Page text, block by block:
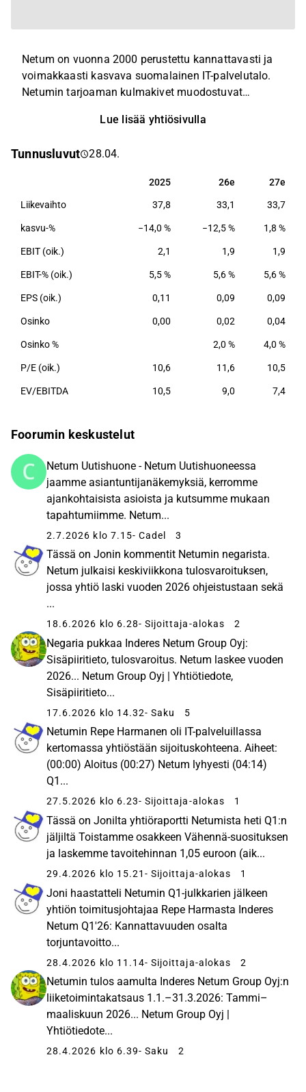
Netum on vuonna 2000 perustettu kannattavasti ja
voimakkaasti kasvava suomalainen IT-palvelutalo.
Netumin tarjoaman kulmakivet muodostuvat
integraatioista ja jatkuvuuspalveluista, kyberturvasta
julkishallinnossa ja yksityisten yritysten joukossa.
Lue lisää yhtiösivulla
Tunnusluvut 28.04.
2025 26e 27e
2025 26e 27e
Liikevaihto 37,8 33,1 33,7
kasvu-% −14,0 % −12,5 % 1,8 %
EBIT (oik.) 2,1 1,9 1,9
EBIT-% (oik.) 5,5 % 5,6 % 5,6 %
EPS (oik.) 0,11 0,09 0,09
Osinko 0,00 0,02 0,04
Osinko % 2,0 % 4,0 %
P/E (oik.) 10,6 11,6 10,5
EV/EBITDA 10,5 9,0 7,4
Foorumin keskustelut
Netum Uutishuone - Netum Uutishuoneessa
jaamme asiantuntijanäkemyksiä, kerromme
ajankohtaisista asioista ja kutsumme mukaan
tapahtumiimme. Netum...
2.7.2026 klo 7.15- Cadel 3
Tässä on Jonin kommentit Netumin negarista.
Netum julkaisi keskiviikkona tulosvaroituksen,
jossa yhtiö laski vuoden 2026 ohjeistustaan sekä
...
18.6.2026 klo 6.28- Sijoittaja-alokas 2
Negaria pukkaa Inderes Netum Group Oyj:
Sisäpiiritieto, tulosvaroitus. Netum laskee vuoden
2026... Netum Group Oyj | Yhtiötiedote,
Sisäpiiritieto...
17.6.2026 klo 14.32- Saku 5
Netumin Repe Harmanen oli IT-palveluillassa
kertomassa yhtiöstään sijoituskohteena. Aiheet:
(00:00) Aloitus (00:27) Netum lyhyesti (04:14)
Q1...
27.5.2026 klo 6.23- Sijoittaja-alokas 1
Tässä on Jonilta yhtiöraportti Netumista heti Q1:n
jäljiltä Toistamme osakkeen Vähennä-suosituksen
ja laskemme tavoitehinnan 1,05 euroon (aik...
29.4.2026 klo 15.21 - Sijoittaja-alokas 1
Joni haastatteli Netumin Q1-julkkarien jälkeen
yhtiön toimitusjohtajaa Repe Harmasta Inderes
Netum Q1'26: Kannattavuuden osalta
torjuntavoitto...
28.4.2026 klo 11.14- Sijoittaja-alokas 2
Netumin tulos aamulta Inderes Netum Group Oyj:n
liiketoimintakatsaus 1.1.–31.3.2026: Tammi–
maaliskuun 2026... Netum Group Oyj |
Yhtiötiedote...
28.4.2026 klo 6.39- Saku 2